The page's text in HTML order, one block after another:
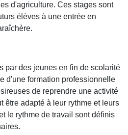
d'agriculture. Ces stages sont
élèves à une entrée en
par des jeunes en fin de scolarité
d'une formation professionnelle
de reprendre une activité
être adapté à leur rythme et leurs
le rythme de travail sont définis